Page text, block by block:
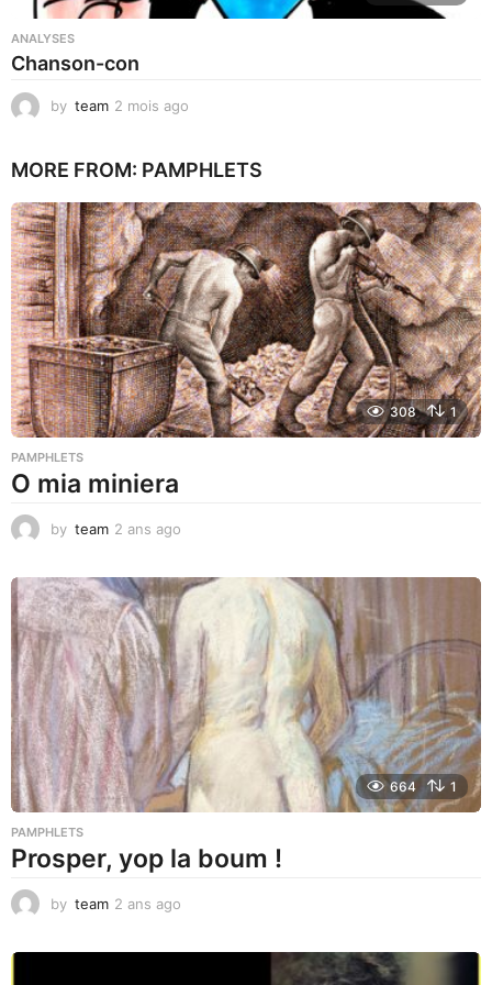
ANALYSES
Chanson-con
by team 2 mois ago
i
a
g
o
MORE FROM: PAMPHLETS
308 1
PAMPHLETS
O mia miniera
by team 2 ans ago
s
o
664 1
PAMPHLETS
Prosper, yop la boum !
by team 2 ans ago